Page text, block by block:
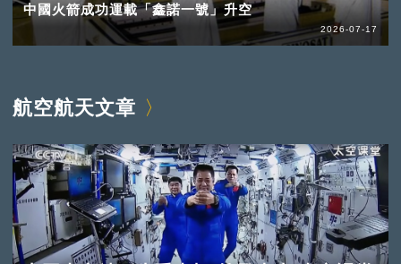
中國火箭成功運載「鑫諾一號」升空
2026-07-17
航空航天文章